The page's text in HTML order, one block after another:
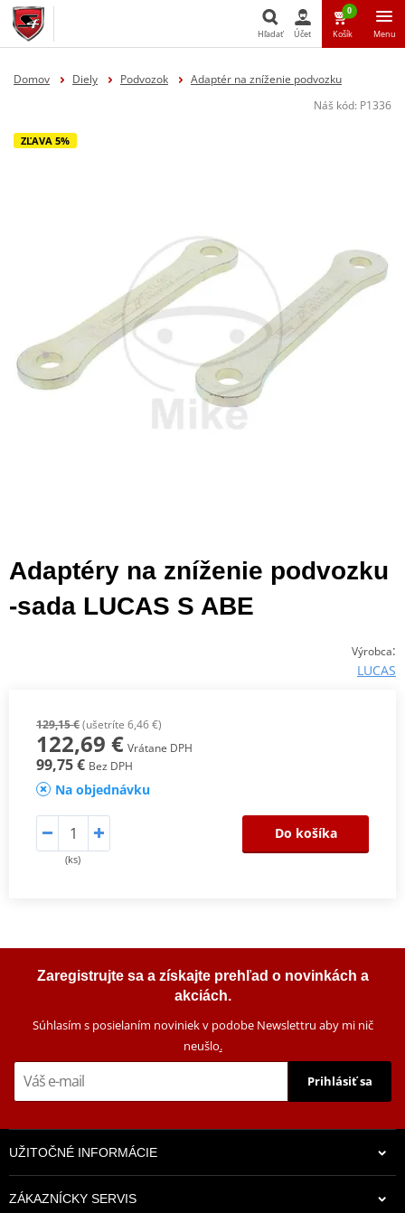
Hľadať
Hľadať Účet
0
Košík Menu
Domov Diely Podvozok
Adaptér na zníženie podvozku
Náš kód: P1336
ZĽAVA 5%
Adaptéry na zníženie podvozku
-sada LUCAS S ABE
Výrobca:
LUCAS
129,15 €(ušetríte 6,46 €)
122,69 € Vrátane DPH
99,75 € Bez DPH
Na objednávku
(ks)
Do košíka
Zaregistrujte sa a získajte prehľad o novinkách a
akciách.
Súhlasím s posielaním noviniek v podobe Newslettru aby mi nič
neušlo.
Prihlásiť sa
UŽITOČNÉ INFORMÁCIE
ZÁKAZNÍCKY SERVIS